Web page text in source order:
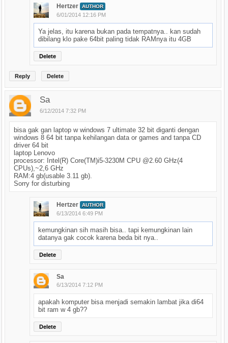
Hertzer AUTHOR
6/01/2014 12:16 PM
Ya jelas, itu karena bukan pada tempatnya.. kan sudah
dibilang klo pake 64bit paling tidak RAMnya itu 4GB
Delete
Reply Delete
Sa
6/12/2014 7:32 PM
bisa gak gan laptop w windows 7 ultimate 32 bit diganti dengan
windows 8 64 bit tanpa kehilangan data or games and tanpa CD
driver 64 bit
laptop Lenovo
processor: Intel(R) Core(TM)i5-3230M CPU @2.60 GHz(4
CPUs),~2,6 GHz
RAM:4 gb(usable 3.11 gb).
Sorry for disturbing
Hertzer AUTHOR
6/13/2014 6:49 PM
kemungkinan sih masih bisa.. tapi kemungkinan lain
datanya gak cocok karena beda bit nya..
Delete
Sa
6/13/2014 7:12 PM
apakah komputer bisa menjadi semakin lambat jika di64
bit ram w 4 gb??
Delete